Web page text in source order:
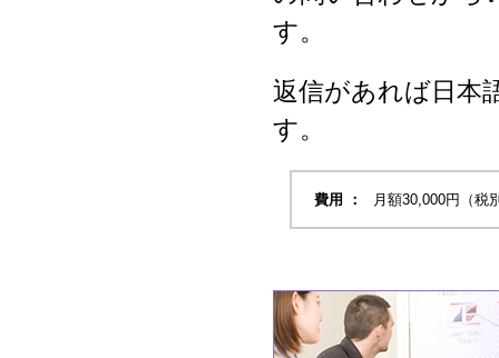
す。
返信があれば日本
す。
費用 ： 月額30,000円（税